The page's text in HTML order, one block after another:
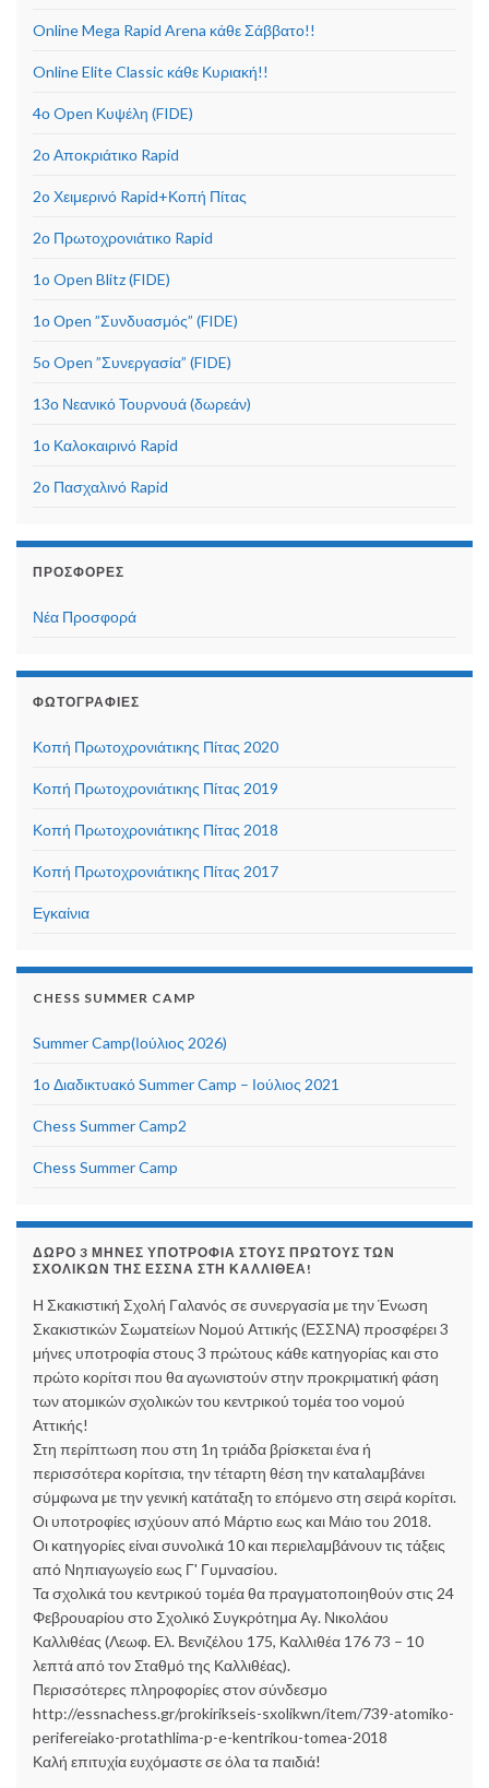
Online Mega Rapid Arena κάθε Σάββατο!!
Online Elite Classic κάθε Κυριακή!!
4ο Open Κυψέλη (FIDE)
2ο Αποκριάτικο Rapid
2o Χειμερινό Rapid+Κοπή Πίτας
2ο Πρωτοχρονιάτικο Rapid
1o Open Blitz (FIDE)
1ο Οpen ”Συνδυασμός” (FIDE)
5ο Open ”Συνεργασία” (FIDE)
13ο Νεανικό Τουρνουά (δωρεάν)
1ο Καλοκαιρινό Rapid
2o Πασχαλινό Rapid
ΠΡΟΣΦΟΡΈΣ
Νέα Προσφορά
ΦΩΤΟΓΡΑΦΊΕΣ
Κοπή Πρωτοχρονιάτικης Πίτας 2020
Κοπή Πρωτοχρονιάτικης Πίτας 2019
Κοπή Πρωτοχρονιάτικης Πίτας 2018
Κοπή Πρωτοχρονιάτικης Πίτας 2017
Εγκαίνια
CHESS SUMMER CAMP
Summer Camp(Ιούλιος 2026)
1ο Διαδικτυακό Summer Camp – Ιούλιος 2021
Chess Summer Camp2
Chess Summer Camp
ΔΏΡΟ 3 ΜΉΝΕΣ ΥΠΟΤΡΟΦΊΑ ΣΤΟΥΣ ΠΡΏΤΟΥΣ ΤΩΝ
ΣΧΟΛΙΚΏΝ ΤΗΣ ΕΣΣΝΑ ΣΤΗ ΚΑΛΛΙΘΈΑ!
Η Σκακιστική Σχολή Γαλανός σε συνεργασία με την Ένωση
Σκακιστικών Σωματείων Νομού Αττικής (ΕΣΣΝΑ) προσφέρει 3
μήνες υποτροφία στους 3 πρώτους κάθε κατηγορίας και στο
πρώτο κορίτσι που θα αγωνιστούν στην προκριματική φάση
των ατομικών σχολικών του κεντρικού τομέα τοο νομού
Αττικής!
Στη περίπτωση που στη 1η τριάδα βρίσκεται ένα ή
περισσότερα κορίτσια, την τέταρτη θέση την καταλαμβάνει
σύμφωνα με την γενική κατάταξη το επόμενο στη σειρά κορίτσι.
Οι υποτροφίες ισχύουν από Μάρτιο εως και Μάιο του 2018.
Οι κατηγορίες είναι συνολικά 10 και περιελαμβάνουν τις τάξεις
από Νηπιαγωγείο εως Γ' Γυμνασίου.
Τα σχολικά του κεντρικού τομέα θα πραγματοποιηθούν στις 24
Φεβρουαρίου στο Σχολικό Συγκρότημα Αγ. Νικολάου
Καλλιθέας (Λεωφ. Ελ. Βενιζέλου 175, Καλλιθέα 176 73 – 10
λεπτά από τον Σταθμό της Καλλιθέας).
Περισσότερες πληροφορίες στον σύνδεσμο
http://essnachess.gr/prokirikseis-sxolikwn/item/739-atomiko-
perifereiako-protathlima-p-e-kentrikou-tomea-2018
Καλή επιτυχία ευχόμαστε σε όλα τα παιδιά!